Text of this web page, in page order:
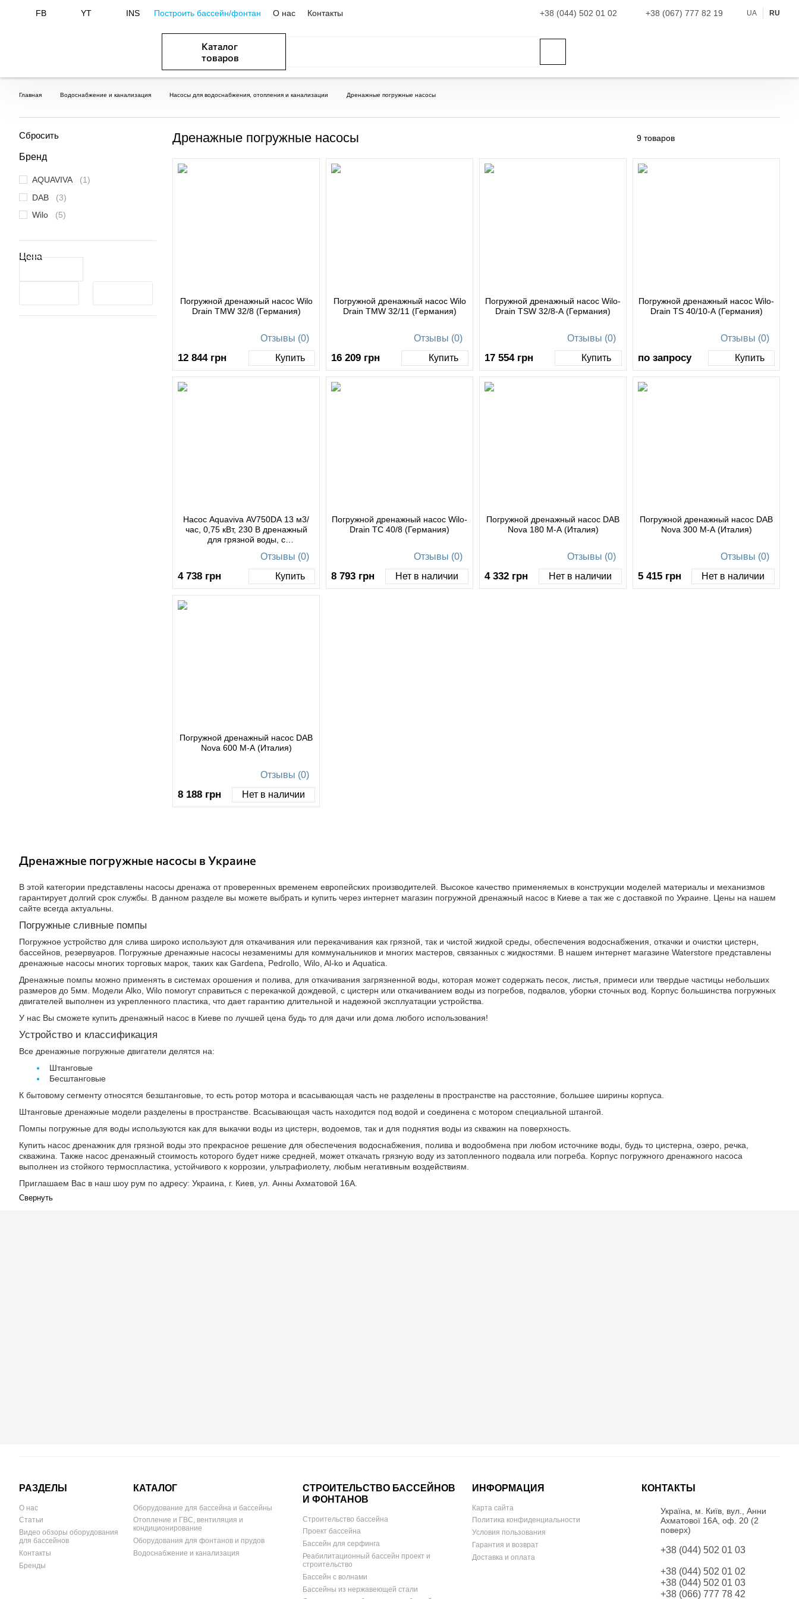
FB YT INS Построить бассейн/фонтан О нас Контакты +38 (044) 502 01 02 +38 (067) 777 82 19 UA RU
Каталог
товаров
Главная Водоснабжение и канализация Насосы для водоснабжения, отопления и канализации Дренажные погружные насосы
Сбросить
Бренд
AQUAVIVA
(1)
DAB
(3)
Wilo
(5)
Цена
Дренажные погружные насосы 9 товаров
Погружной дренажный насос Wilo
Drain TMW 32/8 (Германия)
Отзывы (0)
12 844 грн Купить
Погружной дренажный насос Wilo
Drain TMW 32/11 (Германия)
Отзывы (0)
16 209 грн Купить
Погружной дренажный насос Wilo-
Drain TSW 32/8-A (Германия)
Отзывы (0)
17 554 грн Купить
Погружной дренажный насос Wilo-
Drain TS 40/10-A (Германия)
Отзывы (0)
по запросу Купить
Насос Aquaviva AV750DA 13 м3/
час, 0,75 кВт, 230 В дренажный
для грязной воды, с
Отзывы (0)
4 738 грн Купить
Погружной дренажный насос Wilo-
Drain TC 40/8 (Германия)
Отзывы (0)
8 793 грн Нет в наличии
Погружной дренажный насос DAB
Nova 180 М-А (Италия)
Отзывы (0)
4 332 грн Нет в наличии
Погружной дренажный насос DAB
Nova 300 М-А (Италия)
Отзывы (0)
5 415 грн Нет в наличии
Погружной дренажный насос DAB
Nova 600 М-А (Италия)
Отзывы (0)
8 188 грн Нет в наличии
Дренажные погружные насосы в Украине
В этой категории представлены насосы дренажа от проверенных временем европейских производителей. Высокое качество применяемых в конструкции моделей материалы и механизмов
гарантирует долгий срок службы. В данном разделе вы можете выбрать и купить через интернет магазин погружной дренажный насос в Киеве а так же с доставкой по Украине. Цены на нашем
сайте всегда актуальны.
Погружные сливные помпы
Погружное устройство для слива широко используют для откачивания или перекачивания как грязной, так и чистой жидкой среды, обеспечения водоснабжения, откачки и очистки цистерн,
бассейнов, резервуаров. Погружные дренажные насосы незаменимы для коммунальников и многих мастеров, связанных с жидкостями. В нашем интернет магазине Waterstore представлены
дренажные насосы многих торговых марок, таких как Gardena, Pedrollo, Wilo, Al-ko и Aquatica.
Дренажные помпы можно применять в системах орошения и полива, для откачивания загрязненной воды, которая может содержать песок, листья, примеси или твердые частицы небольших
размеров до 5мм. Модели Alko, Wilo помогут справиться с перекачкой дождевой, с цистерн или откачиванием воды из погребов, подвалов, уборки сточных вод. Корпус большинства погружных
двигателей выполнен из укрепленного пластика, что дает гарантию длительной и надежной эксплуатации устройства.
У нас Вы сможете купить дренажный насос в Киеве по лучшей цена будь то для дачи или дома любого использования!
Устройство и классификация
Все дренажные погружные двигатели делятся на:
Штанговые
Бесштанговые
К бытовому сегменту относятся безштанговые, то есть ротор мотора и всасывающая часть не разделены в пространстве на расстояние, большее ширины корпуса.
Штанговые дренажные модели разделены в пространстве. Всасывающая часть находится под водой и соединена с мотором специальной штангой.
Помпы погружные для воды используются как для выкачки воды из цистерн, водоемов, так и для поднятия воды из скважин на поверхность.
Купить насос дренажник для грязной воды это прекрасное решение для обеспечения водоснабжения, полива и водообмена при любом источнике воды, будь то цистерна, озеро, речка,
скважина. Также насос дренажный стоимость которого будет ниже средней, может откачать грязную воду из затопленного подвала или погреба. Корпус погружного дренажного насоса
выполнен из стойкого термоспластика, устойчивого к коррозии, ультрафиолету, любым негативным воздействиям.
Приглашаем Вас в наш шоу рум по адресу: Украина, г. Киев, ул. Анны Ахматовой 16А.
РАЗДЕЛЫ
О нас
Статьи
Видео обзоры оборудования
для бассейнов
Контакты
Бренды
КАТАЛОГ
Оборудование для бассейна и бассейны
Отопление и ГВС, вентиляция и
кондиционирование
Оборудования для фонтанов и прудов
Водоснабжение и канализация
СТРОИТЕЛЬСТВО БАССЕЙНОВ
И ФОНТАНОВ
Строительство бассейна
Проект бассейна
Бассейн для серфинга
Реабилитационный бассейн проект и
строительство
Бассейн с волнами
Бассейны из нержавеющей стали
ИНФОРМАЦИЯ
Карта сайта
Политика конфиденциальности
Условия пользования
Гарантия и возврат
Доставка и оплата
КОНТАКТЫ
Українa, м. Київ, вул., Анни
Ахматової 16А, оф. 20 (2
поверх)
+38 (044) 502 01 03
+38 (044) 502 01 02
+38 (044) 502 01 03
+38 (066) 777 78 42